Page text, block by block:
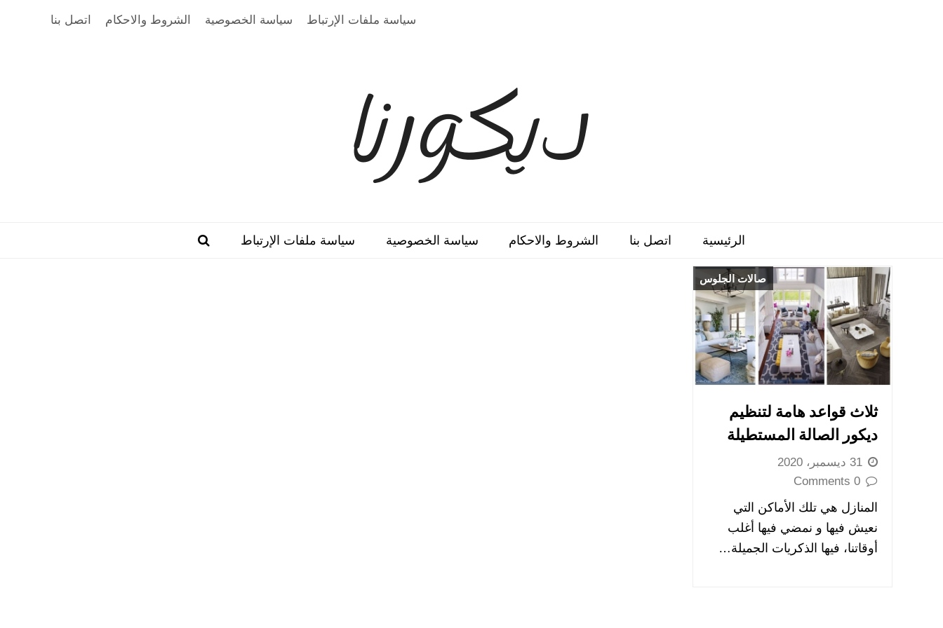
اتصل بنا الشروط والاحكام سياسة الخصوصية سياسة ملفات الإرتباط
الرئيسية اتصل بنا الشروط والاحكام سياسة الخصوصية سياسة ملفات الإرتباط
صالات الجلوس
ثلاث قواعد هامة لتنظيم
ديكور الصالة المستطيلة
31 ديسمبر، 2020
0 Comments
المنازل هي تلك الأماكن التي
نعيش فيها و نمضي فيها أغلب
أوقاتنا، فيها الذكريات الجميلة…